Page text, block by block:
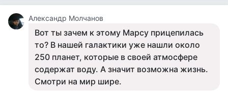
Александр Молчанов
Вот ты зачем к этому Марсу прицепилась
то? В нашей галактики уже нашли около
250 планет, которые в своей атмосфере
содержат воду. А значит возможна жизнь.
Смотри на мир шире.